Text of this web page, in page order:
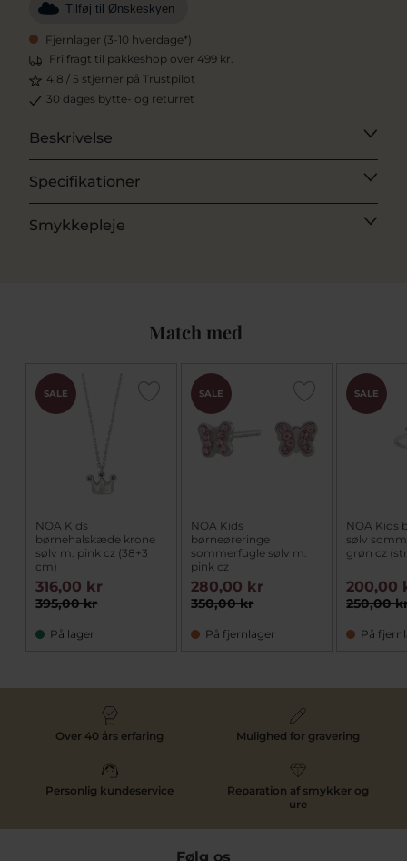
Tilføj til Ønskeskyen
Fjernlager (3-10 hverdage*)
Fri fragt til pakkeshop over 499 kr.
4,8 / 5 stjerner på Trustpilot
30 dages bytte- og returret
Beskrivelse
Specifikationer
Smykkepleje
Match med
SALE
NOA Kids
børnehalskæde krone
sølv m. pink cz (38+3
cm)
395,00 kr
316,00 kr
På lager
SALE
NOA Kids
børneøreringe
sommerfugle sølv m.
pink cz
350,00 kr
280,00 kr
På fjernlager
SALE
NOA Kids
sølv
grøn cz
250,00
200,00
På
Over 40 års erfaring Mulighed for gravering
Personlig kundeservice
Reparation af smykker og
ure
Følg os